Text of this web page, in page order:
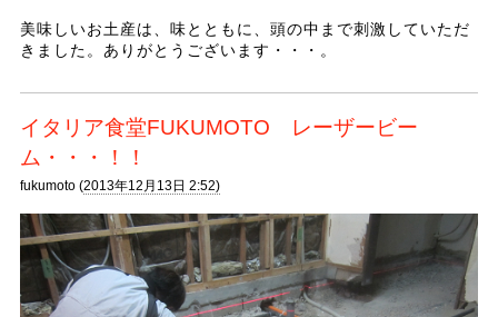
美味しいお土産は、味とともに、頭の中まで刺激していただ
きました。ありがとうございます・・・。
イタリア食堂FUKUMOTO レーザービー
ム・・・！！
fukumoto (2013年12月13日 2:52)